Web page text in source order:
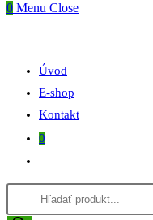
0 Menu Close
Úvod
E-shop
Kontakt
0
website
search
Products
search